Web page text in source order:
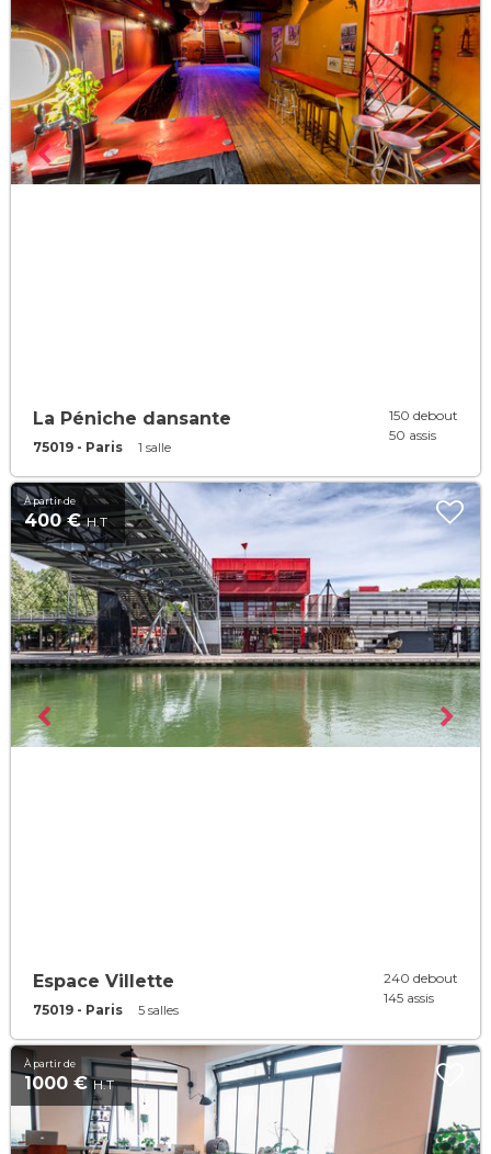
La Péniche dansante
75019 - Paris 1 salle
150 debout
50 assis
À partir de
400 €H.T
Espace Villette
75019 - Paris 5 salles
240 debout
145 assis
À partir de
1000 €H.T